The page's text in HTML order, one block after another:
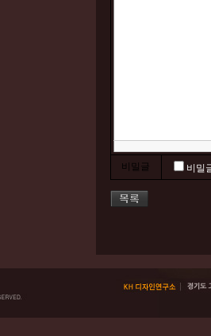
비밀글 비밀